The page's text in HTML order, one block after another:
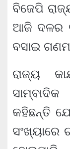
ବିଜେପି
ଆଜି ଦଳର
ବସାଇ
ରାଜ୍ୟ
କହିଛନ୍ତି
ସଂଖ୍ୟାରେ